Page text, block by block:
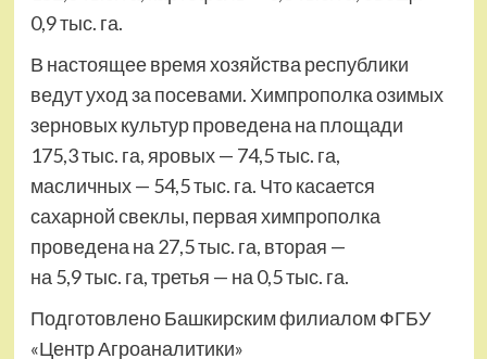
0,9 тыс. га.
В настоящее время хозяйства республики
ведут уход за посевами. Химпрополка озимых
зерновых культур проведена на площади
175,3 тыс. га, яровых — 74,5 тыс. га,
масличных — 54,5 тыс. га. Что касается
сахарной свеклы, первая химпрополка
проведена на 27,5 тыс. га, вторая —
на 5,9 тыс. га, третья — на 0,5 тыс. га.
Подготовлено Башкирским филиалом ФГБУ
«Центр Агроаналитики»